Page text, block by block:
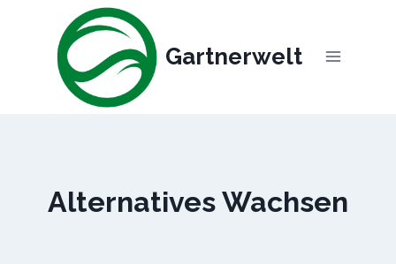
Gartnerwelt
Alternatives Wachsen